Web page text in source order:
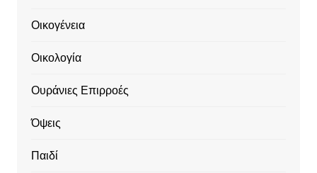
Οικογένεια
Οικολογία
Ουράνιες Επιρροές
Όψεις
Παιδί